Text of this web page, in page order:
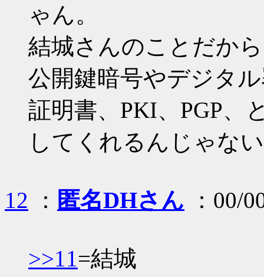
ゃん。
結城さんのことだか
公開鍵暗号やデジタ
証明書、PKI、PGP、
してくれるんじゃな
12 ： 匿名DHさん ：00/
>>11=結城